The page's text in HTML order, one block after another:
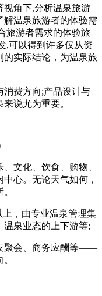
视角下,分析温泉旅游
解温泉旅游者的体验需
旅游者需求的体验旅
,可以得到许多仅从资
实际结论，为温泉旅
消费方向;产品设计与
说尤为重要。
文化、饮食、购物、
心。无论天气如何，
，由专业温泉管理集
温泉业态的上下游等;
聚会、商务应酬等——